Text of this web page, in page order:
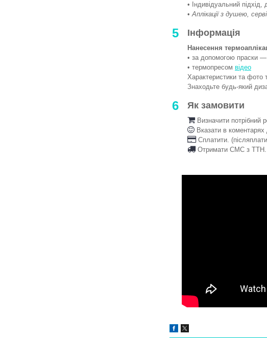
• Індивідуальний підхід,
•Аплікації з душею,
5 Інформація
Нанесення
• за допомогою праски —
• термопресом відео
Характеристики та фото
Знаходьте будь-який
6 Як замовити
Визначити потрібний
Вказати в
Сплатити.
Отримати СМС з ТТН.